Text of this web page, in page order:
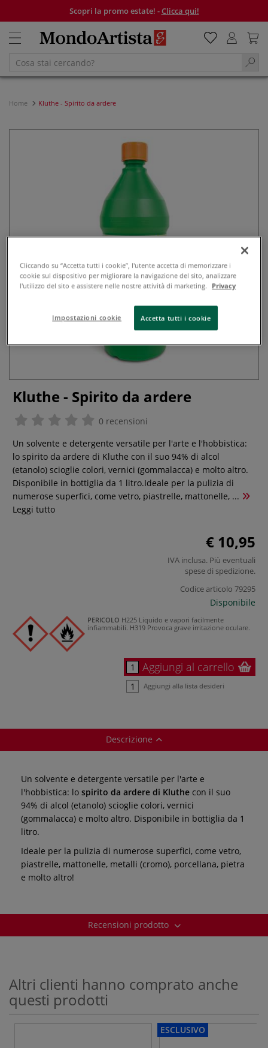
Scopri la promo estate! -Clicca qui!
Home Kluthe - Spirito da ardere
Kluthe - Spirito da ardere
0 recensioni
Un solvente e detergente versatile per l'arte e l'hobbistica:
lo spirito da ardere di Kluthe con il suo 94% di alcol
(etanolo) scioglie colori, vernici (gommalacca) e molto altro.
Disponibile in bottiglia da 1 litro.Ideale per la pulizia di
numerose superfici, come vetro, piastrelle, mattonelle, ...
Leggi tutto
€ 10,95
IVA inclusa. Più eventuali
spese di spedizione.
Codice articolo 79295
Disponibile
PERICOLO H225 Liquido e vapori facilmente
infiammabili. H319 Provoca grave irritazione oculare.
Aggiungi al carrello
Aggiungi alla lista desideri
Descrizione
Un solvente e detergente versatile per l'arte e
l'hobbistica: lo spirito da ardere di Kluthe con il suo
94% di alcol (etanolo) scioglie colori, vernici
(gommalacca) e molto altro. Disponibile in bottiglia da 1
litro.
Ideale per la pulizia di numerose superfici, come vetro,
piastrelle, mattonelle, metalli (cromo), porcellana, pietra
e molto altro!
Recensioni prodotto
Altri clienti hanno comprato anche
questi prodotti
ESCLUSIVO
Cliccando su “Accetta tutti i cookie”, l'utente accetta di memorizzare i
cookie sul dispositivo per migliorare la navigazione del sito, analizzare
l'utilizzo del sito e assistere nelle nostre attività di marketing.
Privacy
Impostazioni cookie Accetta tutti i cookie